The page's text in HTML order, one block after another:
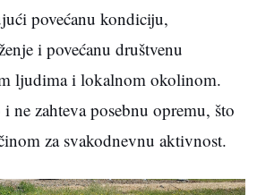
povećanu kondiciju,
i povećanu društvenu
ljudima i lokalnom okolinom.
i ne zahteva posebnu opremu, što
za svakodnevnu aktivnost.